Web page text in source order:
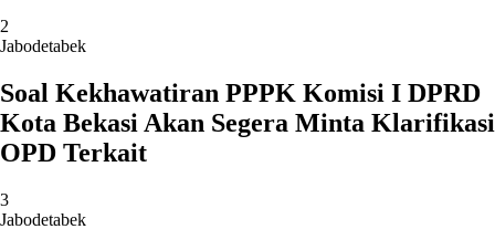
2
Jabodetabek
Soal Kekhawatiran PPPK Komisi I DPRD
Kota Bekasi Akan Segera Minta Klarifikasi
OPD Terkait
3
Jabodetabek